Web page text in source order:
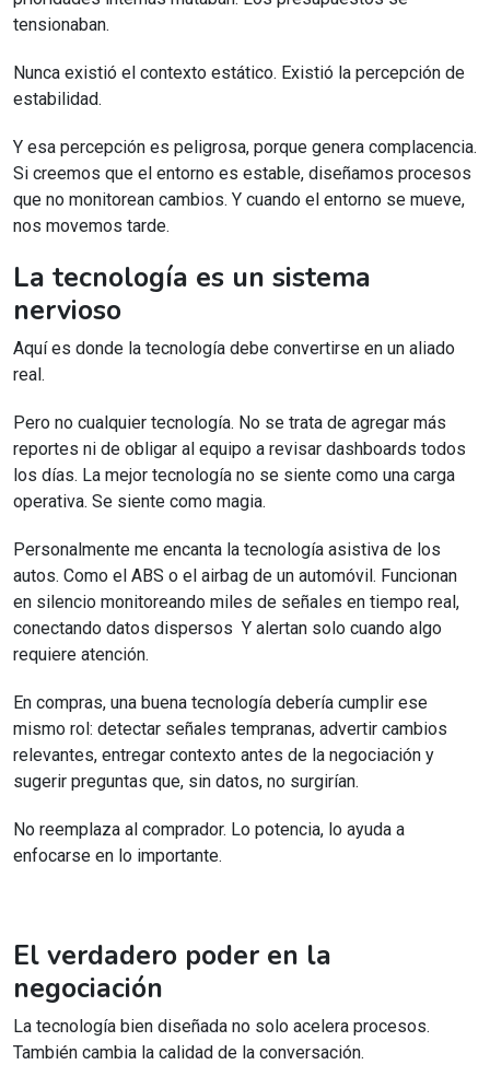
tensionaban.
Nunca existió el contexto estático. Existió la percepción de
estabilidad.
Y esa percepción es peligrosa, porque genera complacencia.
Si creemos que el entorno es estable, diseñamos procesos
que no monitorean cambios. Y cuando el entorno se mueve,
nos movemos tarde.
La tecnología es un sistema
nervioso
Aquí es donde la tecnología debe convertirse en un aliado
real.
Pero no cualquier tecnología. No se trata de agregar más
reportes ni de obligar al equipo a revisar dashboards todos
los días. La mejor tecnología no se siente como una carga
operativa. Se siente como magia.
Personalmente me encanta la tecnología asistiva de los
autos. Como el ABS o el airbag de un automóvil. Funcionan
en silencio monitoreando miles de señales en tiempo real,
conectando datos dispersos Y alertan solo cuando algo
requiere atención.
En compras, una buena tecnología debería cumplir ese
mismo rol: detectar señales tempranas, advertir cambios
relevantes, entregar contexto antes de la negociación y
sugerir preguntas que, sin datos, no surgirían.
No reemplaza al comprador. Lo potencia, lo ayuda a
enfocarse en lo importante.
El verdadero poder en la
negociación
La tecnología bien diseñada no solo acelera procesos.
También cambia la calidad de la conversación.